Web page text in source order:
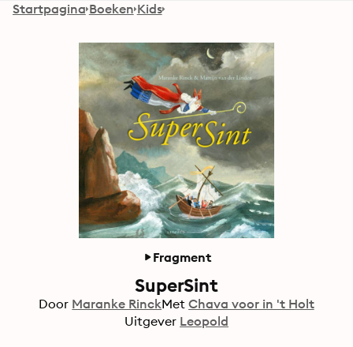
Startpagina Boeken Kids
Fragment
SuperSint
Door Maranke RinckMet Chava voor in 't Holt
Uitgever Leopold